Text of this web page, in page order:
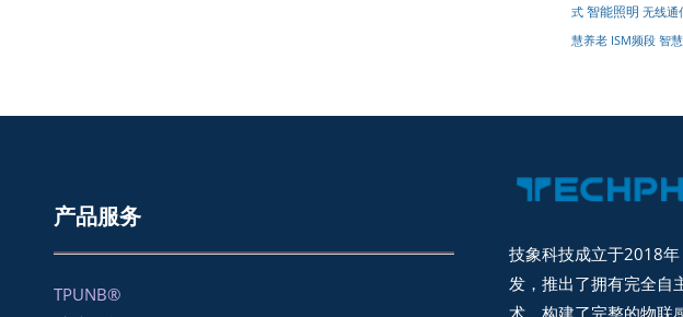
式 智能照明 无线通
慧养老 ISM频段 智
产品服务
TPUNB®
技象科技成立于2018
发，推出了拥有完全自